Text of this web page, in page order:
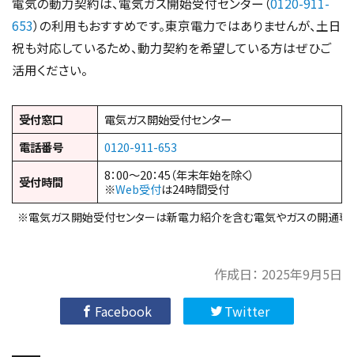
653）の利用もおすすめです。東京電力ではありませんが、土日
祝も対応しているため、動力契約を希望している方はぜひご
活用ください。
受付窓口
電気ガス開始受付センター
電話番号
0120-911-653
受付時間
8：00～20：45（年末年始を除く）
※Web受付は24時間受付
※電気ガス開始受付センターは新電力紹介を含む電気やガスの開通専
作成日： 2025年9月5日
Facebook
Twitter